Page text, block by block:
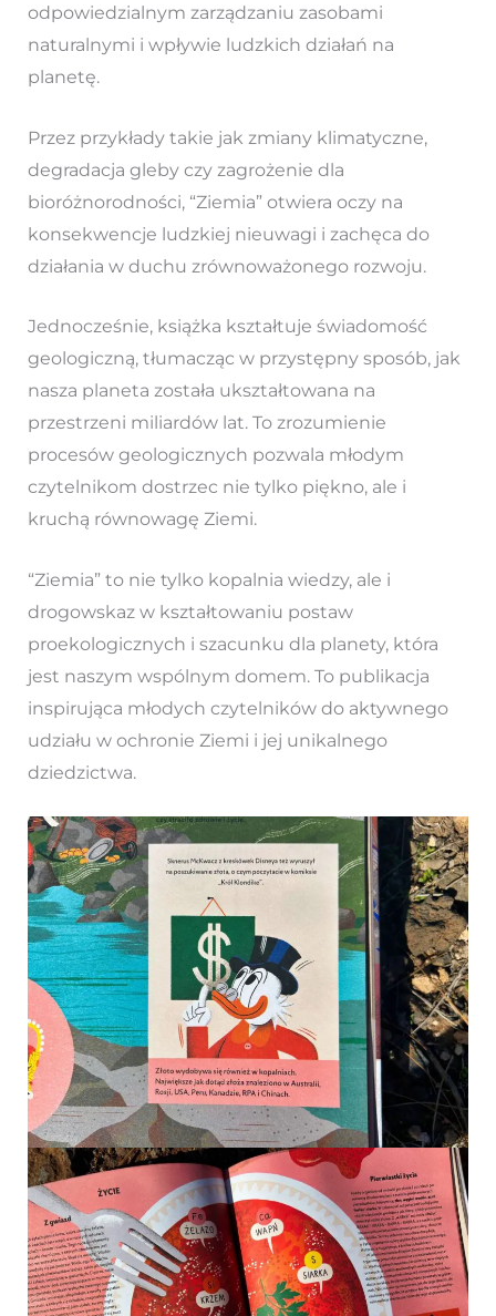
odpowiedzialnym zarządzaniu zasobami
naturalnymi i wpływie ludzkich działań na
planetę.
Przez przykłady takie jak zmiany klimatyczne,
degradacja gleby czy zagrożenie dla
bioróżnorodności, “Ziemia” otwiera oczy na
konsekwencje ludzkiej nieuwagi i zachęca do
działania w duchu zrównoważonego rozwoju.
Jednocześnie, książka kształtuje świadomość
geologiczną, tłumacząc w przystępny sposób, jak
nasza planeta została ukształtowana na
przestrzeni miliardów lat. To zrozumienie
procesów geologicznych pozwala młodym
czytelnikom dostrzec nie tylko piękno, ale i
kruchą równowagę Ziemi.
“Ziemia” to nie tylko kopalnia wiedzy, ale i
drogowskaz w kształtowaniu postaw
proekologicznych i szacunku dla planety, która
jest naszym wspólnym domem. To publikacja
inspirująca młodych czytelników do aktywnego
udziału w ochronie Ziemi i jej unikalnego
dziedzictwa.